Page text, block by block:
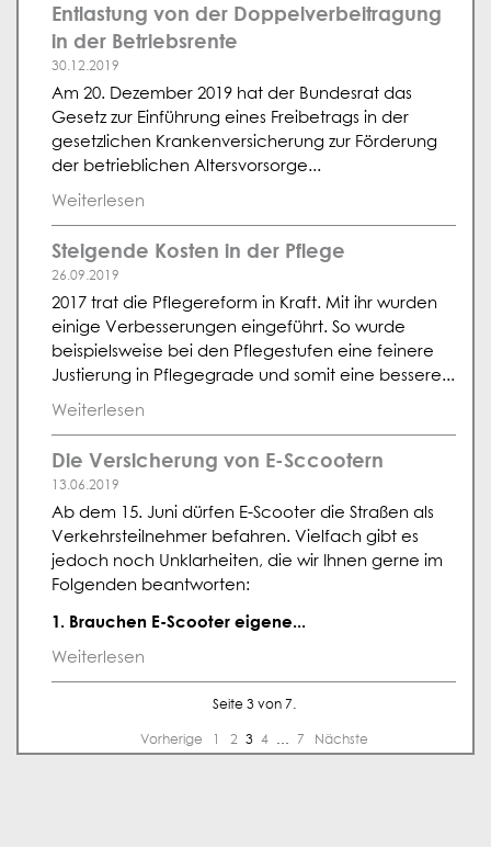
Entlastung von der Doppelverbeitragung
in der Betriebsrente
30.12.2019
Am 20. Dezember 2019 hat der Bundesrat das
Gesetz zur Einführung eines Freibetrags in der
gesetzlichen Krankenversicherung zur Förderung
der betrieblichen Altersvorsorge...
Weiterlesen
Steigende Kosten in der Pflege
26.09.2019
2017 trat die Pflegereform in Kraft. Mit ihr wurden
einige Verbesserungen eingeführt. So wurde
beispielsweise bei den Pflegestufen eine feinere
Justierung in Pflegegrade und somit eine bessere...
Weiterlesen
Die Versicherung von E-Sccootern
13.06.2019
Ab dem 15. Juni dürfen E-Scooter die Straßen als
Verkehrsteilnehmer befahren. Vielfach gibt es
jedoch noch Unklarheiten, die wir Ihnen gerne im
Folgenden beantworten:
1. Brauchen E-Scooter eigene...
Weiterlesen
Seite 3 von 7.
Vorherige 2 3 4 … 7 Nächste